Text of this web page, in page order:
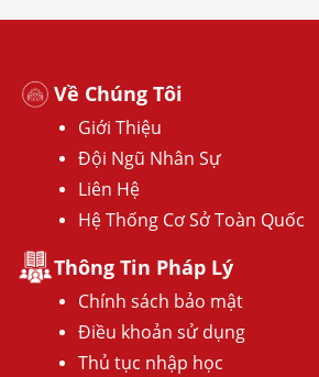
Về Chúng Tôi
Giới Thiệu
Đội Ngũ Nhân Sự
Liên Hệ
Hệ Thống Cơ Sở Toàn Quốc
Thông Tin Pháp Lý
Chính sách bảo mật
Điều khoản sử dụng
Thủ tục nhập học